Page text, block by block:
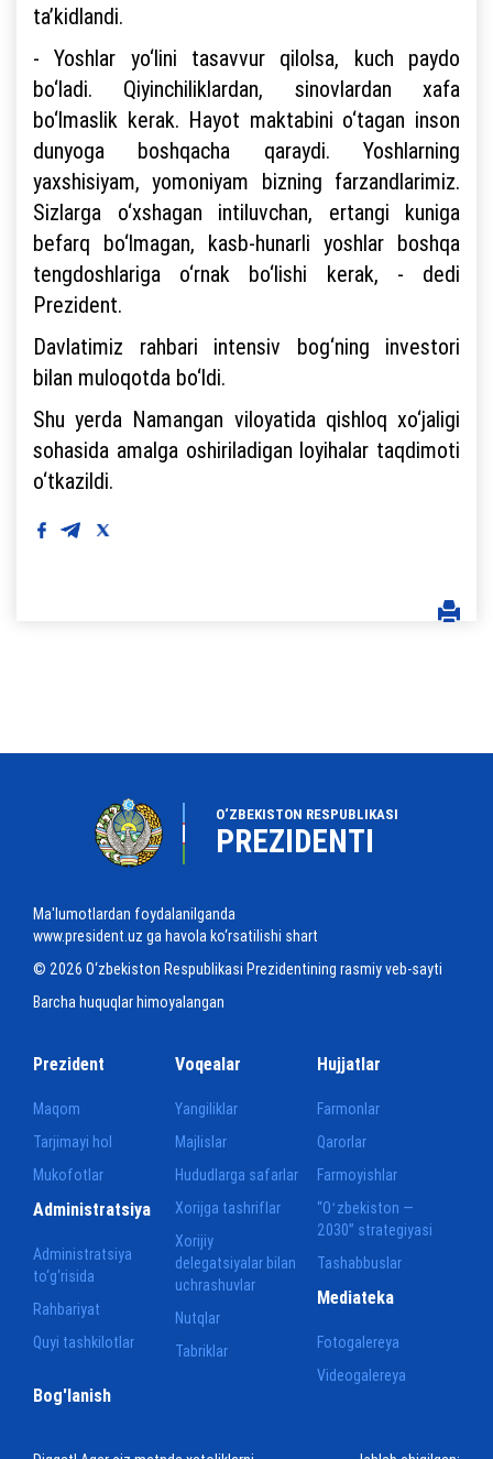
ta’kidlandi.
- Yoshlar yo‘lini tasavvur qilolsa, kuch paydo
bo‘ladi. Qiyinchiliklardan, sinovlardan xafa
bo‘lmaslik kerak. Hayot maktabini o‘tagan inson
dunyoga boshqacha qaraydi. Yoshlarning
yaxshisiyam, yomoniyam bizning farzandlarimiz.
Sizlarga o‘xshagan intiluvchan, ertangi kuniga
befarq bo‘lmagan, kasb-hunarli yoshlar boshqa
tengdoshlariga o‘rnak bo‘lishi kerak, - dedi
Prezident.
Davlatimiz rahbari intensiv bog‘ning investori
bilan muloqotda bo‘ldi.
Shu yerda Namangan viloyatida qishloq xo‘jaligi
sohasida amalga oshiriladigan loyihalar taqdimoti
o‘tkazildi.
O‘ZBEKISTON RESPUBLIKASI
PREZIDENTI
Ma'lumotlardan foydalanilganda
www.president.uz ga havola ko‘rsatilishi shart
© 2026 O‘zbekiston Respublikasi Prezidentining rasmiy veb-sayti
Barcha huquqlar himoyalangan
Prezident
Maqom
Tarjimayi hol
Mukofotlar
Voqealar
Yangiliklar
Majlislar
Hududlarga safarlar
Xorijga tashriflar
Xorijiy
delegatsiyalar bilan
uchrashuvlar
Nutqlar
Tabriklar
Hujjatlar
Farmonlar
Qarorlar
Farmoyishlar
“Oʻzbekiston —
2030” strategiyasi
Tashabbuslar
Administratsiya
Administratsiya
to‘g‘risida
Rahbariyat
Quyi tashkilotlar
Mediateka
Fotogalereya
Videogalereya
Bog'lanish